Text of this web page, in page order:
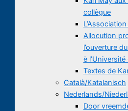
collègue
Allocution
l’ouverture
è
Textes de
Català/Katalanisch
Nederlands/
Door